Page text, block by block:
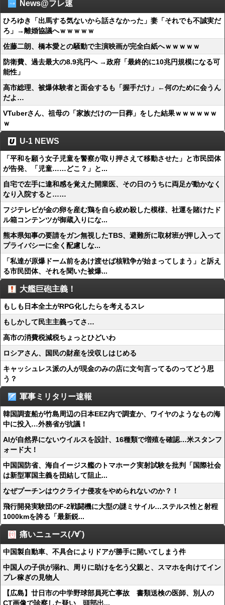
News@フレ速
ひろゆき「出馬する気ないから話さなかった」妻「それでも不誠実だ
ろ」→離婚協議へｗｗｗｗｗ
佐藤二朗、橋本愛との騒動で主演映画が完全白紙へｗｗｗｗｗ
防衛費、過去最大の8.9兆円へ →政府「最終的に10兆円規模になる可
能性」
高市総理、被爆体験者と面会するも「握手だけ」←何のために会うん
だよ…
VTuberさん、祖母の「家族だけの一日葬」をした結果ｗｗｗｗｗｗ
ｗ
U-1 NEWS
「平和を願う女子児童を警察が取り押さえて移動させた」と市民団体
が告発、「児童……どこ？」と...
自宅で左手に違和感を覚えた開業医、その日のうちに両足が動かなく
なり入院すると……
フジテレビが金の卵を産む鶏を自ら絞め殺した模様、社運を賭けたド
ル箱コンテンツが御蔵入りにな...
熊本県知事の要請をガン無視したTBS、避難所に取材班が押し入って
プライバシーに全く配慮しな...
「私達が原爆ドーム前をあけ渡せば核戦争が始まってしまう」と訴え
る市民団体、それを聞いた被爆...
大艦巨砲主義！
もしも日本全土がRPG化したらを考えるスレ
もしかして民主主義ってさ…
高市の消費税減税ちょっとひどいわ
ロシアさん、国民の財産を没収しはじめる
キャッシュレス派の人が現金のみの店に文句言ってるのってどう思
う？
軍事ミリタリー速報
韓国調査船が竹島周辺の日本EEZ内で調査か、ワイヤのようなもの海
中に投入…外務省が抗議！
AIが自然界にないウイルスを設計、16種類で増殖を確認…米スタンフ
ォード大！
中国国防省、海自イージス艦のトマホーク実射試験を批判「国際社会
は新型軍国主義を団結して阻止...
なぜプーチンはウクライナ侵攻をやめられないのか？！
飛行開発実験団のF-2戦闘機に大型の謎ミサイル…ステルス性と射程
1000kmを誇る「最新鋭...
痛いニュース(ﾉ∀`)
中国製自動車、不具合によりドアが勝手に開いてしまう件
中国人の子供が溺れ、周りに助けを乞う父親と、スマホを向けてイン
プレ稼ぎの見物人
【広島】廿日市の中学野球部員死亡事故 書類送検の医師、別人の
CT画像で診察した疑い 頭部出...